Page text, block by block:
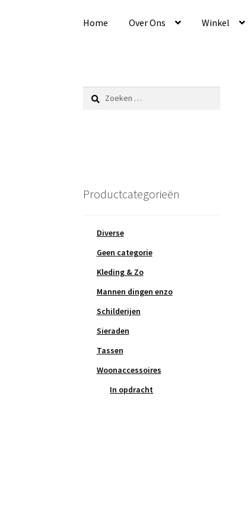
door
naar
Home Over Ons Winkel
Zoeken
naar:
Productcategorieën
Diverse
Geen categorie
Kleding & Zo
Mannen dingen enzo
Schilderijen
Sieraden
Tassen
Woonaccessoires
In opdracht